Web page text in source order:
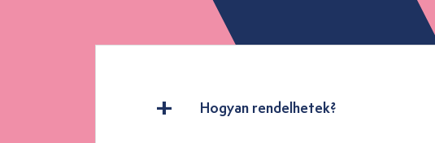
Hogyan rendelhetek?